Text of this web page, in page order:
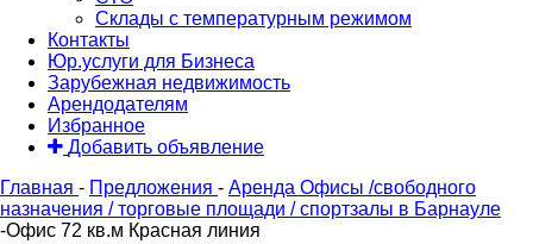
Склады с температурным режимом
Контакты
Юр.услуги для Бизнеса
Зарубежная недвижимость
Арендодателям
Избранное
Добавить объявление
Главная - Предложения - Аренда Офисы /свободного
назначения / торговые площади / спортзалы в Барнауле
-Офис 72 кв.м Красная линия